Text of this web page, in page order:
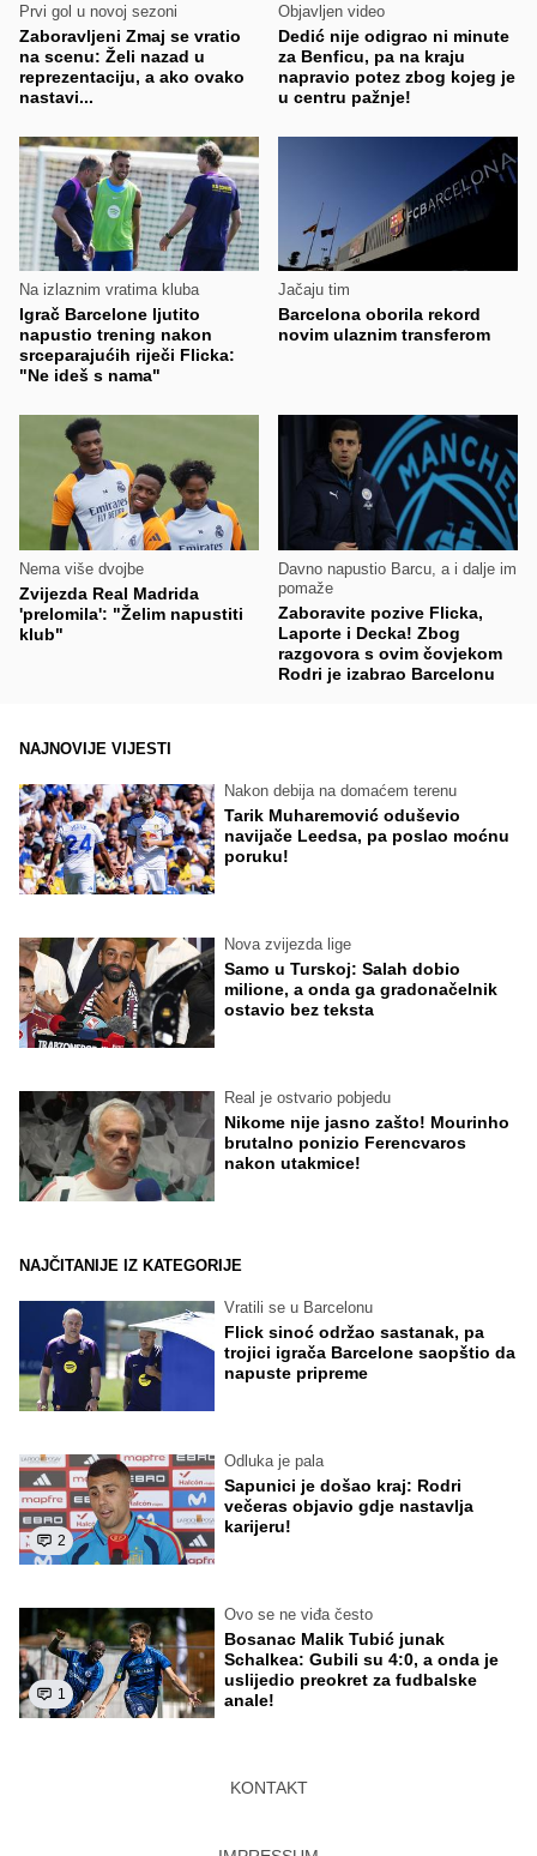
Prvi gol u novoj sezoni
Zaboravljeni Zmaj se vratio
na scenu: Želi nazad u
reprezentaciju, a ako ovako
nastavi...
Objavljen video
Dedić nije odigrao ni minute
za Benficu, pa na kraju
napravio potez zbog kojeg je
u centru pažnje!
Na izlaznim vratima kluba
Igrač Barcelone ljutito
napustio trening nakon
srceparajućih riječi Flicka:
"Ne ideš s nama"
Jačaju tim
Barcelona oborila rekord
novim ulaznim transferom
Nema više dvojbe
Zvijezda Real Madrida
'prelomila': "Želim napustiti
klub"
Davno napustio Barcu, a i dalje im
pomaže
Zaboravite pozive Flicka,
Laporte i Decka! Zbog
razgovora s ovim čovjekom
Rodri je izabrao Barcelonu
NAJNOVIJE VIJESTI
Nakon debija na domaćem terenu
Tarik Muharemović oduševio
navijače Leedsa, pa poslao moćnu
poruku!
Nova zvijezda lige
Samo u Turskoj: Salah dobio
milione, a onda ga gradonačelnik
ostavio bez teksta
Real je ostvario pobjedu
Nikome nije jasno zašto! Mourinho
brutalno ponizio Ferencvaros
nakon utakmice!
NAJČITANIJE IZ KATEGORIJE
Vratili se u Barcelonu
Flick sinoć održao sastanak, pa
trojici igrača Barcelone saopštio da
napuste pripreme
2
Odluka je pala
Sapunici je došao kraj: Rodri
večeras objavio gdje nastavlja
karijeru!
1
Ovo se ne viđa često
Bosanac Malik Tubić junak
Schalkea: Gubili su 4:0, a onda je
uslijedio preokret za fudbalske
anale!
KONTAKT